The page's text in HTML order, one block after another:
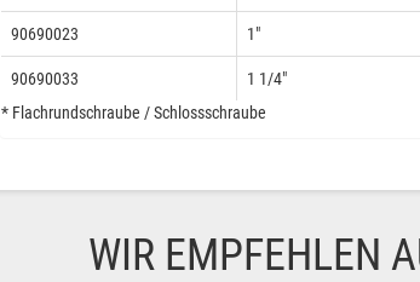
90690023 1″
90690033 1 1/4″
* Flachrundschraube / Schlossschraube
WIR EMPFEHLEN